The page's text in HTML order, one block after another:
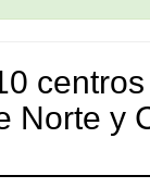
Norte y